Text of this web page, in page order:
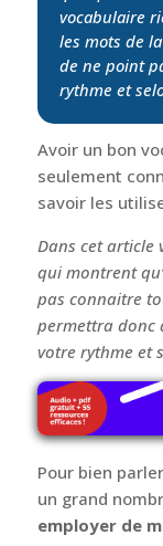
Avoir un bon
seulement
plutôt savoir
quelques
vocabulaire
les mots de
de ne point
rythme et
Avoir un bon
seulement
savoir les
Dans cet article
qui montrent
pas connaitre
permettra donc
votre rythme et